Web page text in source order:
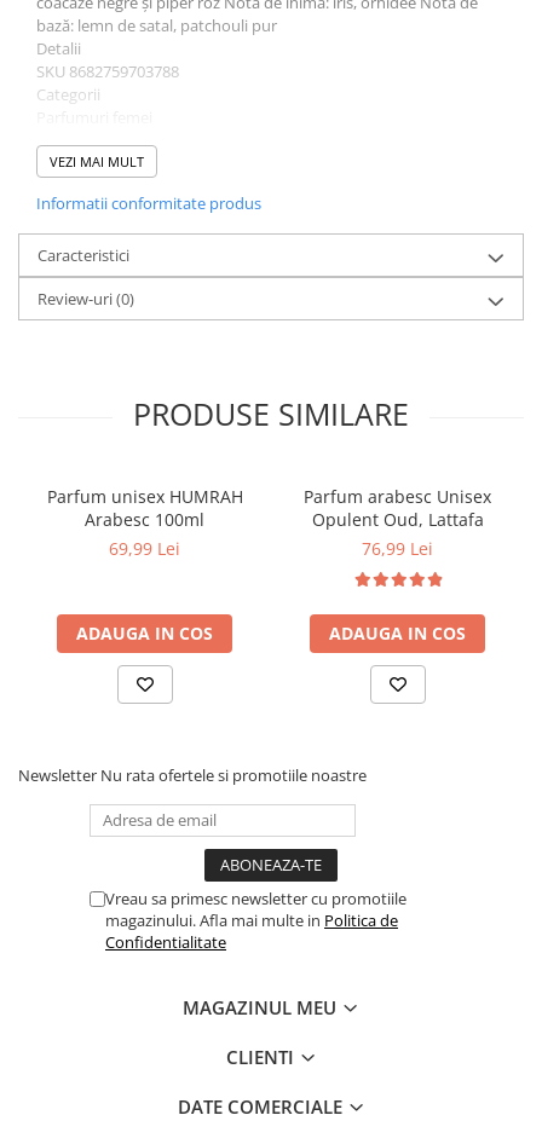
bază: lemn de satal, patchouli pur
Detalii
SKU 8682759703788
Categorii
Greutate 0.6 kg
Brand
Comanda acum si lasa-te cucerit de aromele elegante!
VEZI MAI MULT
Informatii conformitate produs
Caracteristici
Review-uri(0)
PRODUSE SIMILARE
Parfum unisex HUMRAH
Arabesc 100ml
69,99 Lei
ADAUGA IN COS
Parfum arabesc Unisex
Opulent Oud, Lattafa
76,99 Lei
ADAUGA IN COS
Newsletter Nu rata ofertele si promotiile noastre
Vreau sa primesc newsletter cu promotiile
magazinului. Afla mai multe in Politica de
Confidentialitate
MAGAZINUL MEU
CLIENTI
DATE COMERCIALE